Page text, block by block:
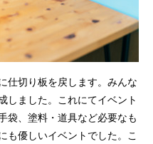
仕切り板を戻します。みんな
しました。これにてイベント
袋、塗料・道具など必要なも
も優しいイベントでした。こ